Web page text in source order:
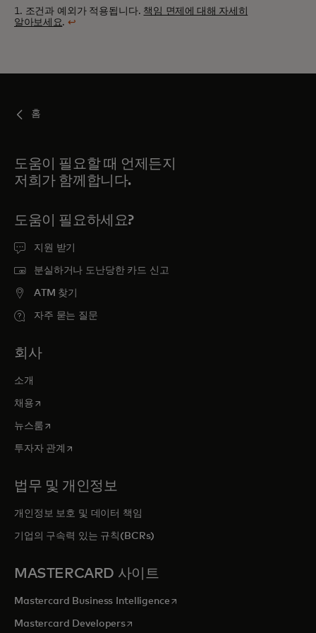
1. 조건과 예외가 적용됩니다. 책임 면제에 대해 자세히
알아보세요.↩
홈
도움이 필요할 때 언제든지
저희가 함께합니다.
도움이 필요하세요?
지원 받기
분실하거나 도난당한 카드 신고
ATM 찾기
자주 묻는 질문
회사
소개
채용새 탭에서 열림
뉴스룸새 탭에서 열림
투자자 관계 새 탭에서 열림
법무 및 개인정보
개인정보 보호 및 데이터 책임
기업의 구속력 있는 규칙(BCRs)
MASTERCARD 사이트
Mastercard Business Intelligence새 탭에서 열림
Mastercard Developers새 탭에서 열림